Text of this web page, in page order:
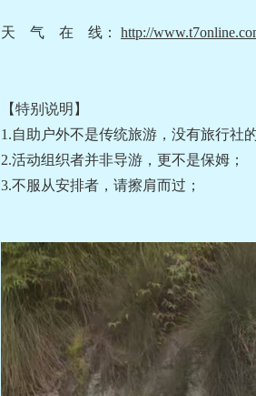
天 气 在 线： http://
【特别说明】
1.自助户外不是传统旅游，没有旅行社
2.活动组织者并非导游，更不是保姆；
3.不服从安排者，请擦肩而过；